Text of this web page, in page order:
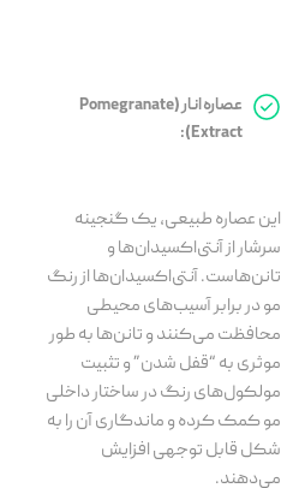
عصاره انار (Pomegranate
Extract):
این عصاره طبیعی، یک گنجینه
سرشار از آنتی‌اکسیدان‌ها و
تانن‌هاست. آنتی‌اکسیدان‌ها از رنگ
مو در برابر آسیب‌های محیطی
محافظت می‌کنند و تانن‌ها به طور
موثری به “قفل شدن” و تثبیت
مولکول‌های رنگ در ساختار داخلی
مو کمک کرده و ماندگاری آن را به
شکل قابل توجهی افزایش
می‌دهند.